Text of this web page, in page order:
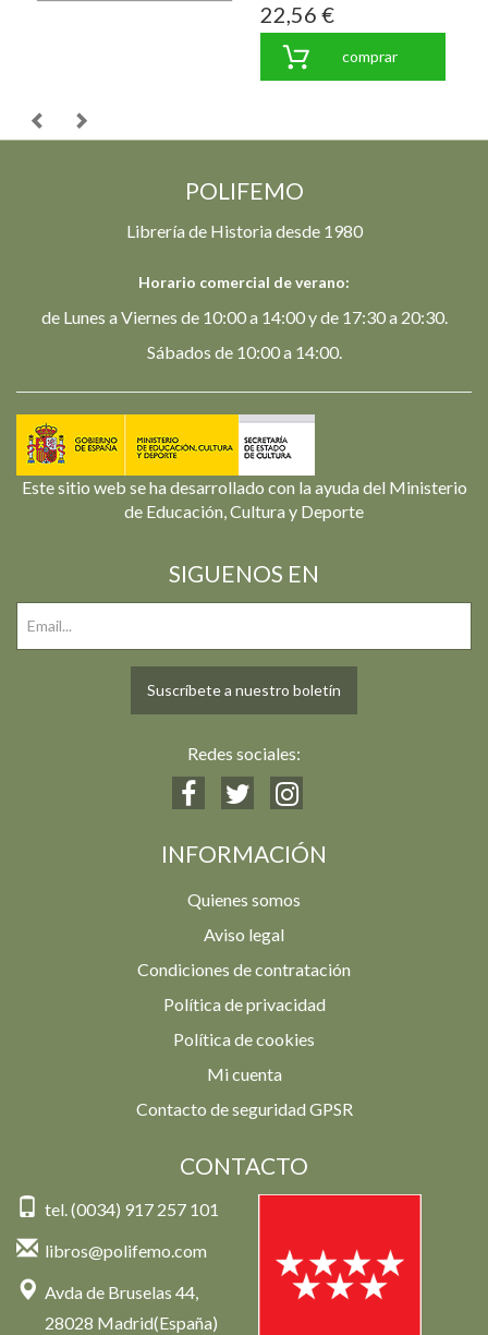
22,56 €
comprar
POLIFEMO
Librería de Historia desde 1980
Horario comercial de verano:
de Lunes a Viernes de 10:00 a 14:00 y de 17:30 a 20:30.
Sábados de 10:00 a 14:00.
Este sitio web se ha desarrollado con la ayuda del Ministerio
de Educación, Cultura y Deporte
SIGUENOS EN
Suscríbete a nuestro boletín
Redes sociales:
INFORMACIÓN
Quienes somos
Aviso legal
Condiciones de contratación
Política de privacidad
Política de cookies
Mi cuenta
Contacto de seguridad GPSR
CONTACTO
tel. (0034) 917 257 101
libros@polifemo.com
Avda de Bruselas 44,
28028 Madrid(España)